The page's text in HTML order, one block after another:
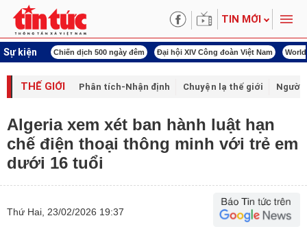
TIN MỚI
Sự kiện
dịch 500 ngày đêm Đại hội XIV Công đoàn Việt Nam World Cup 2026 Kỳ
THẾ GIỚI Phân tích-Nhận định Chuyện lạ thế giới Người
Algeria xem xét ban hành luật hạn
chế điện thoại thông minh với trẻ em
dưới 16 tuổi
Thứ Hai, 23/02/2026 19:37